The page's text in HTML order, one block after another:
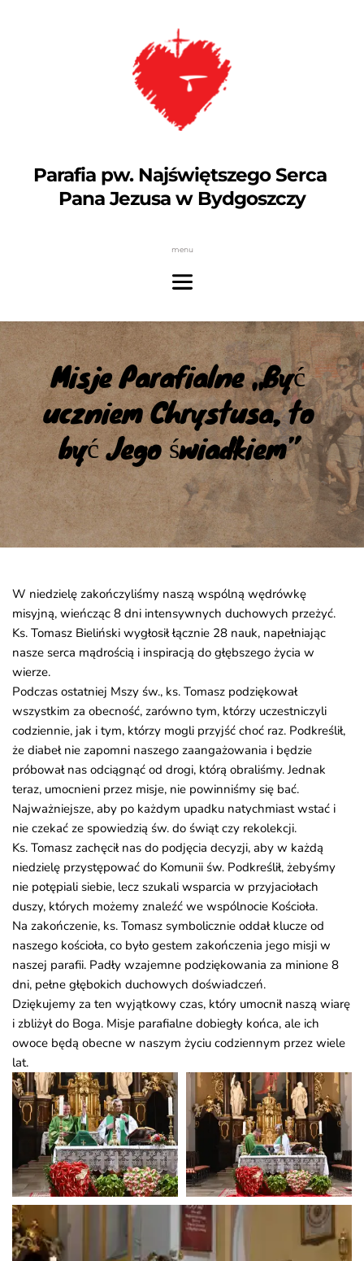
Parafia pw. Najświętszego Serca
Pana Jezusa w Bydgoszczy
menu
Misje Parafialne „Być
uczniem Chrystusa, to
być Jego świadkiem”
W niedzielę zakończyliśmy naszą wspólną wędrówkę
misyjną, wieńcząc 8 dni intensywnych duchowych przeżyć.
Ks. Tomasz Bieliński wygłosił łącznie 28 nauk, napełniając
nasze serca mądrością i inspiracją do głębszego życia w
wierze.
Podczas ostatniej Mszy św., ks. Tomasz podziękował
wszystkim za obecność, zarówno tym, którzy uczestniczyli
codziennie, jak i tym, którzy mogli przyjść choć raz. Podkreślił,
że diabeł nie zapomni naszego zaangażowania i będzie
próbował nas odciągnąć od drogi, którą obraliśmy. Jednak
teraz, umocnieni przez misje, nie powinniśmy się bać.
Najważniejsze, aby po każdym upadku natychmiast wstać i
nie czekać ze spowiedzią św. do świąt czy rekolekcji.
Ks. Tomasz zachęcił nas do podjęcia decyzji, aby w każdą
niedzielę przystępować do Komunii św. Podkreślił, żebyśmy
nie potępiali siebie, lecz szukali wsparcia w przyjaciołach
duszy, których możemy znaleźć we wspólnocie Kościoła.
Na zakończenie, ks. Tomasz symbolicznie oddał klucze od
naszego kościoła, co było gestem zakończenia jego misji w
naszej parafii. Padły wzajemne podziękowania za minione 8
dni, pełne głębokich duchowych doświadczeń.
Dziękujemy za ten wyjątkowy czas, który umocnił naszą wiarę
i zbliżył do Boga. Misje parafialne dobiegły końca, ale ich
owoce będą obecne w naszym życiu codziennym przez wiele
lat.